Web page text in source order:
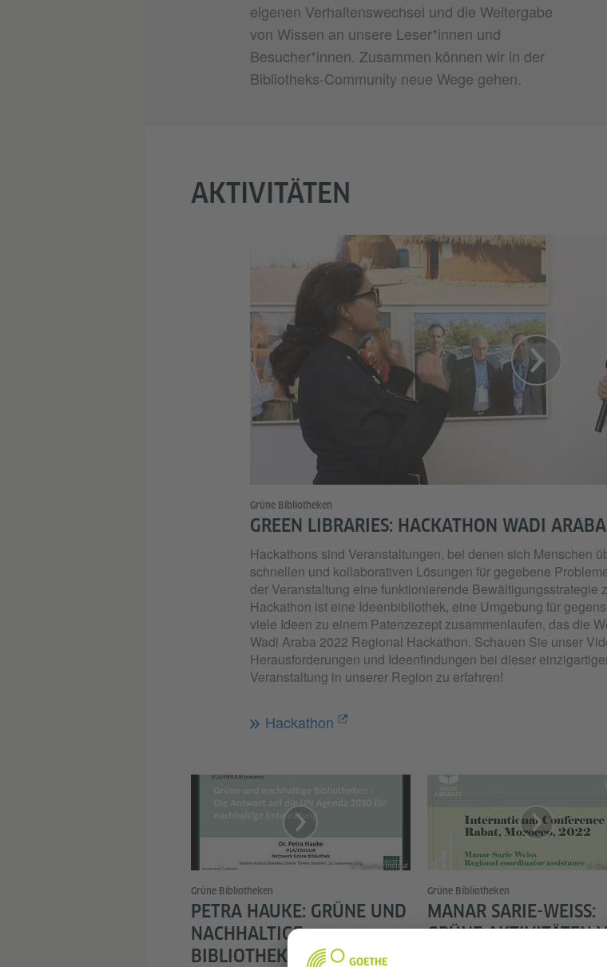
eigenen Verhaltenswechsel und die Weitergabe
von Wissen an unsere Leser*innen und
Besucher*innen. Zusammen können wir in der
Bibliotheks-Community neue Wege gehen.
AKTIVITÄTEN
Grüne Bibliotheken
GREEN LIBRARIES: HACKATHON WADI
Hackathons sind Veranstaltungen, bei denen sich Menschen
schnellen und kollaborativen Lösungen für gegebene
der Veranstaltung eine funktionierende Bewältigungsstrategie
Hackathon ist eine Ideenbibliothek, eine Umgebung für
viele Ideen zu einem Patenzezept zusammenlaufen, das die
Wadi Araba 2022 Regional Hackathon. Schauen Sie unser
Herausforderungen und Ideenfindungen bei dieser
Veranstaltung in unserer Region zu erfahren!
Hackathon
© Goethe-Institut
Grüne Bibliotheken
PETRA HAUKE: GRÜNE UND
NACHHALTIGE
BIBLIOTHEKEN
©
Grüne Bibliotheken
MANAR SARIE-WEISS:
GRÜNE AKTIVITÄTEN